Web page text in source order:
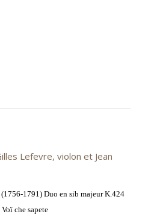
Lefevre, violon et Jean
1791) Duo en sib majeur K.424
Voï che sapete